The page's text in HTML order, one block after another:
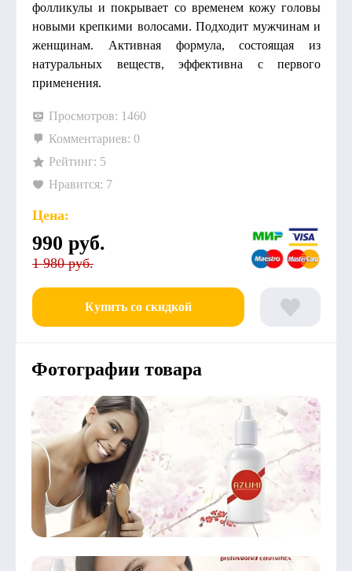
фолликулы и покрывает со временем кожу головы
новыми крепкими волосами. Подходит мужчинам и
женщинам. Активная формула, состоящая из
натуральных веществ, эффективна с первого
применения.
Просмотров: 1460
Комментариев: 0
Рейтинг: 5
Нравится: 7
Цена:
990 руб.
1 980 руб.
Купить со скидкой
Фотографии товара